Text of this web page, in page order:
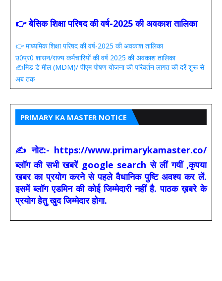
👉 बेसिक शिक्षा परिषद की वर्ष-2025 की अवकाश तालिका
👉 माध्यमिक शिक्षा परिषद की वर्ष-2025 की अवकाश तालिका
उ0प्र0 शासन/राज्य कर्मचारियों की वर्ष 2025 की अवकाश तालिका
✍️मिड डे मील (MDM)/ पीएम पोषण योजना की परिवर्तन लागत की दरें शुरू से
अब तक
PRIMARY KA MASTER NOTICE
✍ नोट:- https://www.primarykamaster.co/
ब्लॉग की सभी खबरें google search से लीं गयीं ,कृपया
खबर का प्रयोग करने से पहले वैधानिक पुष्टि अवश्य कर लें.
इसमें ब्लॉग एडमिन की कोई जिम्मेदारी नहीं है. पाठक ख़बरे के
प्रयोग हेतु खुद जिम्मेदार होगा.